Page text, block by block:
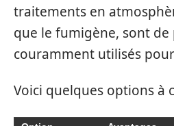
traitements en
que le fumigène, sont de
couramment utilisés
Voici quelques options à